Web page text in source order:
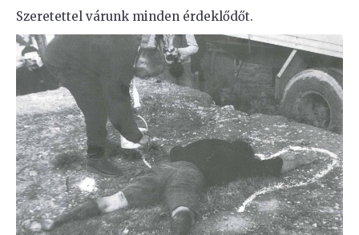
Szeretettel várunk minden érdeklődőt.